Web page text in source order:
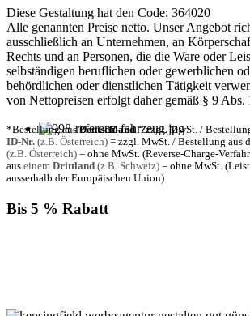
Diese Gestaltung hat den Code: 364020
Alle genannten Preise netto. Unser Angebot
ausschließlich an Unternehmen, an
Rechts und an Personen, die die Ware oder
selbständigen beruflichen oder gewerblichen
behördlichen oder dienstlichen Tätigkeit
von Nettopreisen erfolgt daher gemäß § 9 Abs.
*Bestellung ausDeutschland= zzgl. MwSt. /
ID-Nr. (z.B. Österreich) = zzgl. MwSt. / Bestellung aus
(z.B. Österreich) = ohne MwSt. (Reverse-Charge-
aus einem Drittland (z.B. Schweiz) = ohne MwSt.
ausserhalb der Europäischen Union)
Bis 5 % Rabatt